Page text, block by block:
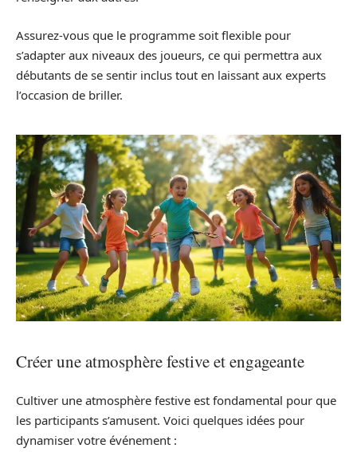
Assurez-vous que le programme soit flexible pour
s’adapter aux niveaux des joueurs, ce qui permettra aux
débutants de se sentir inclus tout en laissant aux experts
l’occasion de briller.
Créer une atmosphère festive et engageante
Cultiver une atmosphère festive est fondamental pour que
les participants s’amusent. Voici quelques idées pour
dynamiser votre événement :